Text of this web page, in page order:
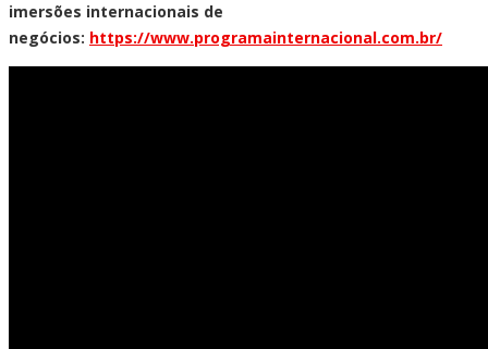
imersões internacionais de
negócios: https://www.programainternacional.com.br/